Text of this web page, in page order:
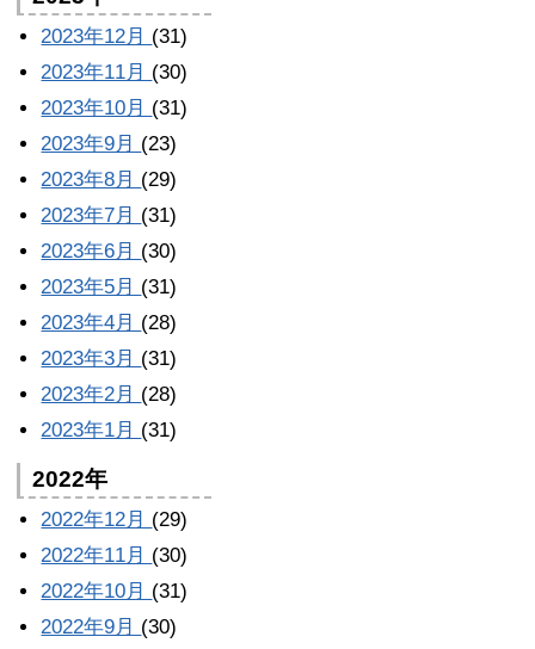
2023年12月 (31)
2023年11月 (30)
2023年10月 (31)
2023年9月 (23)
2023年8月 (29)
2023年7月 (31)
2023年6月 (30)
2023年5月 (31)
2023年4月 (28)
2023年3月 (31)
2023年2月 (28)
2023年1月 (31)
2022年
2022年12月 (29)
2022年11月 (30)
2022年10月 (31)
2022年9月 (30)